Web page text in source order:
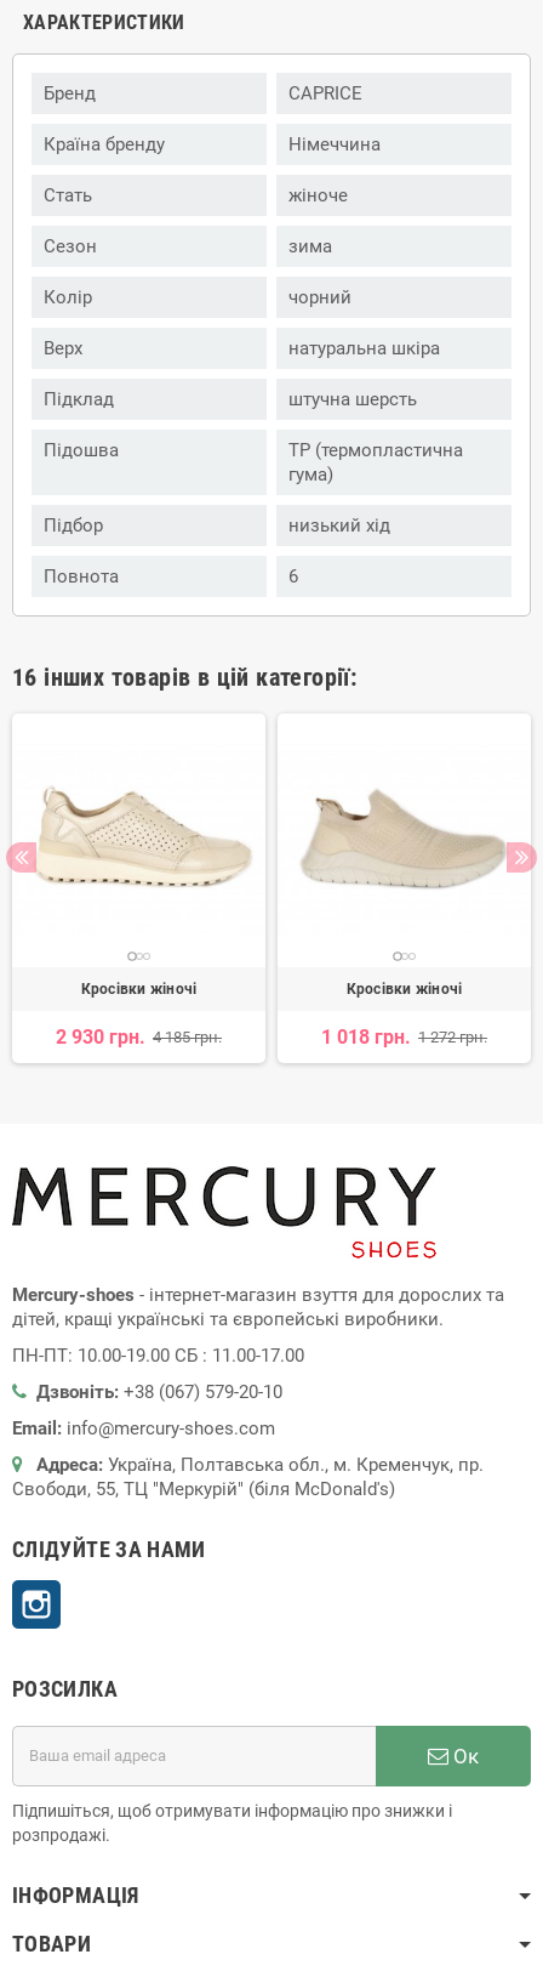
ХАРАКТЕРИСТИКИ
Бренд CAPRICE
Країна бренду Німеччина
Стать жіноче
Сезон зима
Колір чорний
Верх натуральна шкіра
Підклад штучна шерсть
Підошва
ТР (термопластична
гума)
Підбор низький хід
Повнота 6
16 інших товарів в цій категорії:
Кросівки жіночі
2 930 грн. 4 185 грн.
Кросівки жіночі
1 018 грн. 1 272 грн.
Mercury-shoes - інтернет-магазин взуття для дорослих та
дітей, кращі українські та європейські виробники.
ПН-ПТ: 10.00-19.00 СБ : 11.00-17.00
Дзвоніть: +38 (067) 579-20-10
Email: info@mercury-shoes.com
Адреса: Україна, Полтавська обл., м. Кременчук, пр.
Свободи, 55, ТЦ "Меркурій" (біля McDonald's)
СЛІДУЙТЕ ЗА НАМИ
РОЗСИЛКА
Ок
Підпишіться, щоб отримувати інформацію про знижки і
розпродажі.
ІНФОРМАЦІЯ
ТОВАРИ